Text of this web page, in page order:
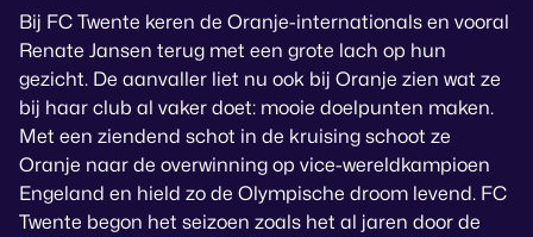
Bij FC Twente keren de Oranje-internationals en vooral
Renate Jansen terug met een grote lach op hun
gezicht. De aanvaller liet nu ook bij Oranje zien wat ze
bij haar club al vaker doet: mooie doelpunten maken.
Met een ziendend schot in de kruising schoot ze
Oranje naar de overwinning op vice-wereldkampioen
Engeland en hield zo de Olympische droom levend. FC
Twente begon het seizoen zoals het al jaren door de